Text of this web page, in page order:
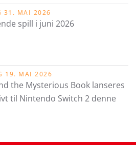
31. MAI 2026
spill i juni 2026
19. MAI 2026
the Mysterious Book lanseres
til Nintendo Switch 2 denne